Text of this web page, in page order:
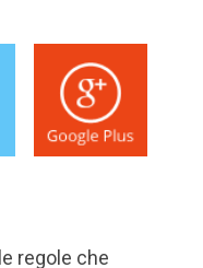
regole che